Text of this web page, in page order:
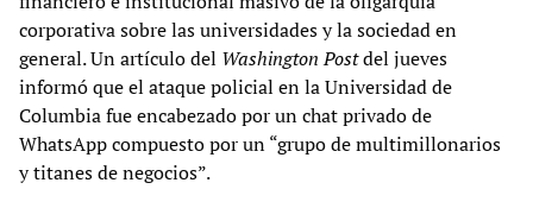
corporativa sobre las universidades y la sociedad en
general. Un artículo del Washington Postdel jueves
informó que el ataque policial en la Universidad de
Columbia fue encabezado por un chat privado de
WhatsApp compuesto por un “grupo de multimillonarios
y titanes de negocios”.